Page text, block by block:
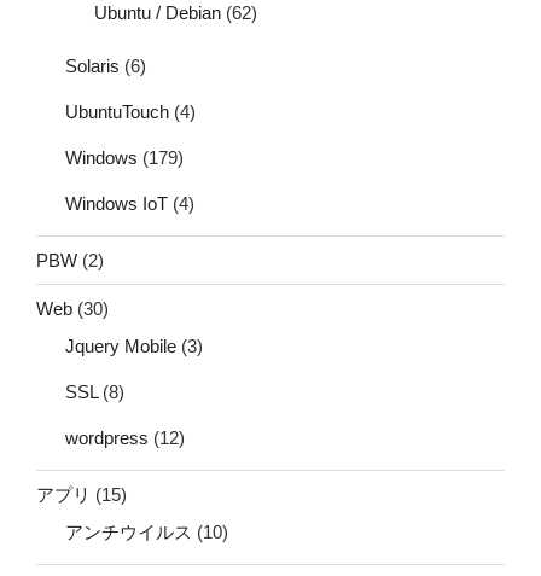
Ubuntu / Debian (62)
Solaris (6)
UbuntuTouch (4)
Windows (179)
Windows IoT (4)
PBW (2)
Web (30)
Jquery Mobile (3)
SSL(8)
wordpress (12)
アプリ (15)
アンチウイルス (10)